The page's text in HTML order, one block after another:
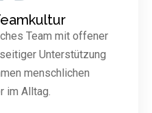
Team mit offener
Unterstützung
menschlichen
im Alltag.